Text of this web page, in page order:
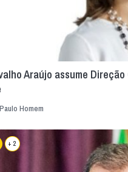
Araújo assume
Paulo Homem
+ 2